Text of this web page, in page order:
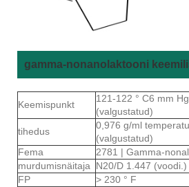
gamma-nonanolaktooni
Keemispunkt
121-122 ° C6 mm Hg
(valgustatud)
tihedus
0,976 g/ml
(valgustatud)
Fema
2781 | Gamma-
murdumisnäitaja
N20/D 1.447 (voodi.)
FP
> 230 ° F